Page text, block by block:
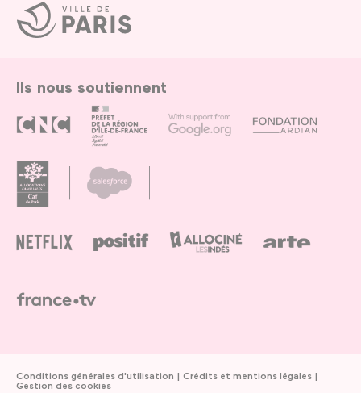
Ville
de
Paris
Ils nous soutiennent
Conditions générales d'utilisation
Crédits et mentions légales
Gestion des cookies